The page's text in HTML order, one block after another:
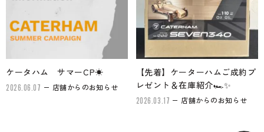
ケータハム サマーCP☀
2026.06.07 店舗からのお知らせ
【先着】ケーターハムご成約プ
レゼント＆在庫紹介🏎✨
2026.03.17 店舗からのお知らせ